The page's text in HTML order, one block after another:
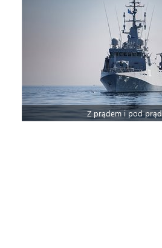
Z prądem i pod prąd